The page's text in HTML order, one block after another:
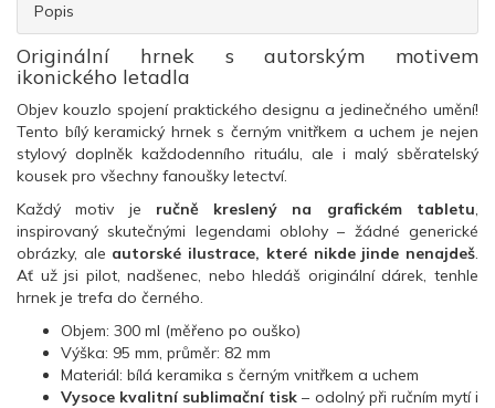
Popis
Originální hrnek s autorským motivem
ikonického letadla
Objev kouzlo spojení praktického designu a jedinečného umění!
Tento bílý keramický hrnek s černým vnitřkem a uchem je nejen
stylový doplněk každodenního rituálu, ale i malý sběratelský
kousek pro všechny fanoušky letectví.
Každý motiv je ručně kreslený na grafickém tabletu,
inspirovaný skutečnými legendami oblohy – žádné generické
obrázky, ale autorské ilustrace, které nikde jinde nenajdeš.
Ať už jsi pilot, nadšenec, nebo hledáš originální dárek, tenhle
hrnek je trefa do černého.
Objem: 300 ml (měřeno po ouško)
Výška: 95 mm, průměr: 82 mm
Materiál: bílá keramika s černým vnitřkem a uchem
Vysoce kvalitní sublimační tisk – odolný při ručním mytí i